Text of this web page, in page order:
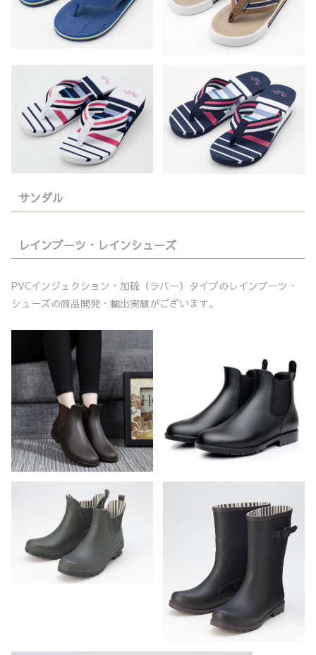
サンダル
レインブーツ・レインシューズ
PVCインジェクション・加硫（ラバー）タイプのレインブーツ・
シューズの商品開発・輸出実績がございます。